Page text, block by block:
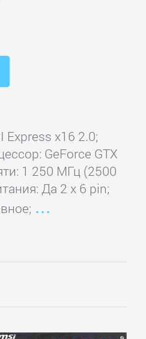
Express x16 2.0;
GeForce GTX
1 250 МГц (2500
Да 2 x 6 pin;